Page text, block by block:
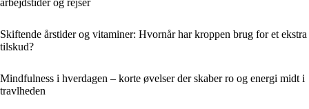
Skiftende årstider og vitaminer: Hvornår har kroppen brug for et ekstra
tilskud?
Mindfulness i hverdagen – korte øvelser der skaber ro og energi midt i
travlheden